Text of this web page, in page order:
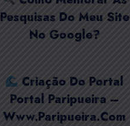
Pesquisas Do Meu Site
No Google?
Criação Do Portal
Portal Paripueira –
Www.paripueira.com